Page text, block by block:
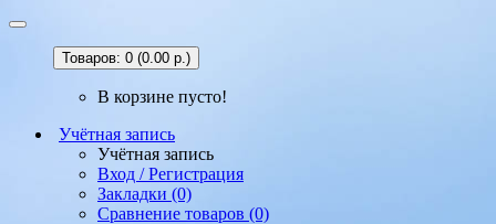
Товаров: 0 (0.00 р.)
В корзине пусто!
Учётная запись
Учётная запись
Вход / Регистрация
Закладки (0)
Сравнение товаров (0)